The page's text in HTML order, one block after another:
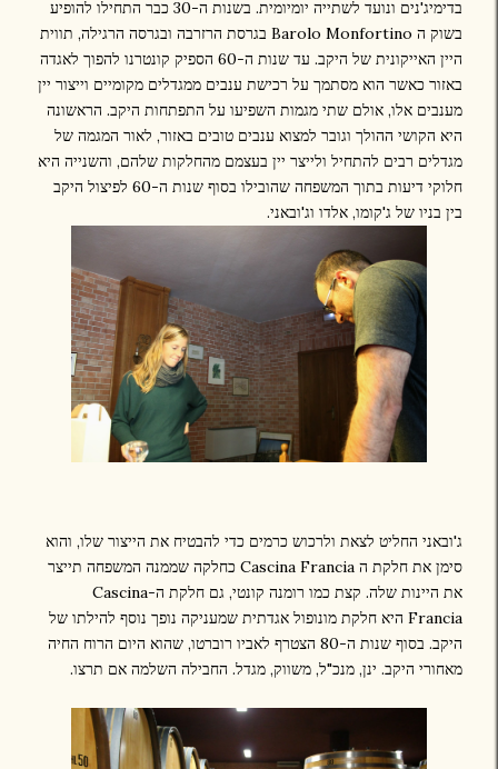
בדימיג'נים ונועד לשתייה יומיומית. בשנות ה-30 כבר התחילו להופיע
בשוק ה Barolo Monfortino בגרסת הרזרבה ובגרסה הרגילה, תווית
היין האייקונית של היקב. עד שנות ה-60 הספיק קונטרנו להפוך לאגדה
באזור כאשר הוא מסתמך על רכישת ענבים ממגדלים מקומיים וייצור יין
מענבים אלו, אולם שתי מגמות השפיעו על התפתחות היקב. הראשונה
היא הקושי ההולך וגובר למצוא ענבים טובים באזור, לאור המגמה של
מגדלים רבים להתחיל ולייצר יין בעצמם מהחלקות שלהם, והשנייה היא
חלוקי דיעות בתוך המשפחה שהובילו בסוף שנות ה-60 לפיצול היקב
בין בניו של ג'קומו, אלדו וג'ובאני.
ג'ובאני החליט לצאת ולרכוש כרמים כדי להבטיח את הייצור שלו, והוא
סימן את חלקת ה Cascina Francia כחלקה שממנה המשפחה תייצר
את היינות שלה. קצת כמו רומנה קונטי, גם חלקת ה-Cascina
Francia היא חלקת מונופול אגדתית שמעניקה נופך נוסף להילתו של
היקב. בסוף שנות ה-80 הצטרף לאביו רוברטו, שהוא היום הרוח החיה
מאחורי היקב. ינן, מנכ"ל, משווק, מגדל. החבילה השלמה אם תרצו.